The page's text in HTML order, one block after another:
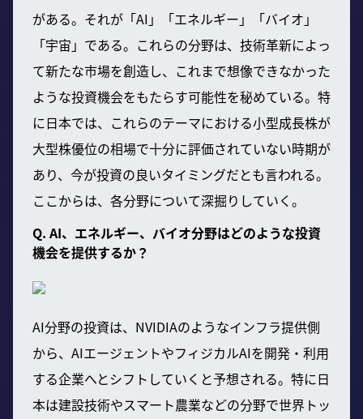
がある。それが「AI」「エネルギー」「バイオ」
「宇宙」である。これらの分野は、技術革新によっ
て新たな市場を創造し、これまで想像できなかった
ような投資機会をもたらす可能性を秘めている。特
に日本では、これらのテーマにおける小型成長株が
大型株優位の相場で十分に評価されていない時期が
あり、今が投資の良いタイミングだとも言われる。
ここからは、各分野について深掘りしていく。
Q. AI、エネルギー、バイオ分野はどのような投資
機会を提供するか？
AI分野の投資は、NVIDIAのようなインフラ提供側
から、AIエージェントやフィジカルAIを開発・利用
する企業へとシフトしていくと予想される。特に日
本は建設技術やスマート農業などの分野で世界トッ